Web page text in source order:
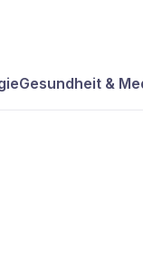
Gesundheit &